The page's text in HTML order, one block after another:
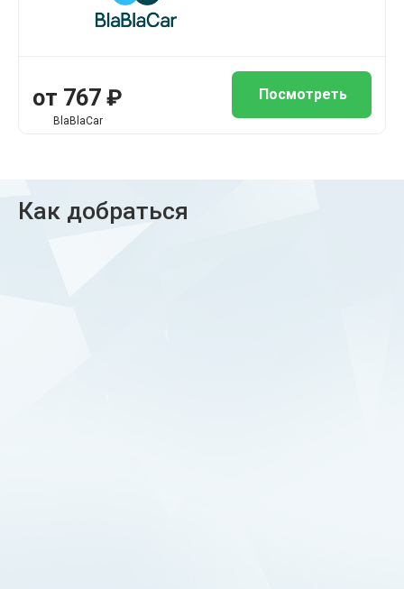
от 767 ₽
BlaBlaCar
Посмотреть
Как добраться